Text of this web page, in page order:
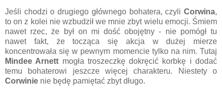
Jeśli chodzi o drugiego głównego bohatera, czyli Corwina,
to on z kolei nie wzbudził we mnie zbyt wielu emocji. Śmiem
nawet rzec, że był on mi dość obojętny - nie pomógł tu
nawet fakt, że tocząca się akcja w dużej mierze
koncentrowała się w pewnym momencie tylko na nim. Tutaj
Mindee Arnett mogła troszeczkę dokręcić korbkę i dodać
temu bohaterowi jeszcze więcej charakteru. Niestety o
Corwinie nie będę pamiętać zbyt długo.